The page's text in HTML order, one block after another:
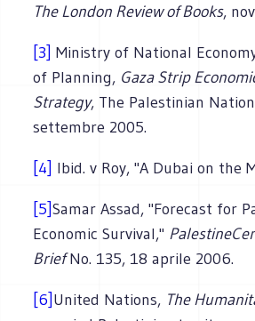
The London Review of Books,
[3] Ministry of National
of Planning, Gaza Strip
Strategy, The Palestinian
settembre 2005.
[4] Ibid. v Roy, "A Dubai on the
[5]Samar Assad, "Forecast for
Economic Survival," Palestine
BriefNo. 135, 18 aprile 2006.
[6]United Nations, The